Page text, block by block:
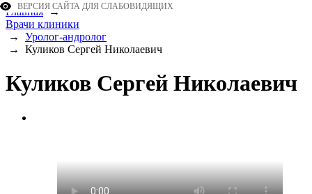
ВЕРСИЯ САЙТА ДЛЯ СЛАБОВИДЯЩИХ
Главная→
Врачи клиники
→ Уролог-андролог
→ Куликов Сергей Николаевич
Куликов Сергей Николаевич